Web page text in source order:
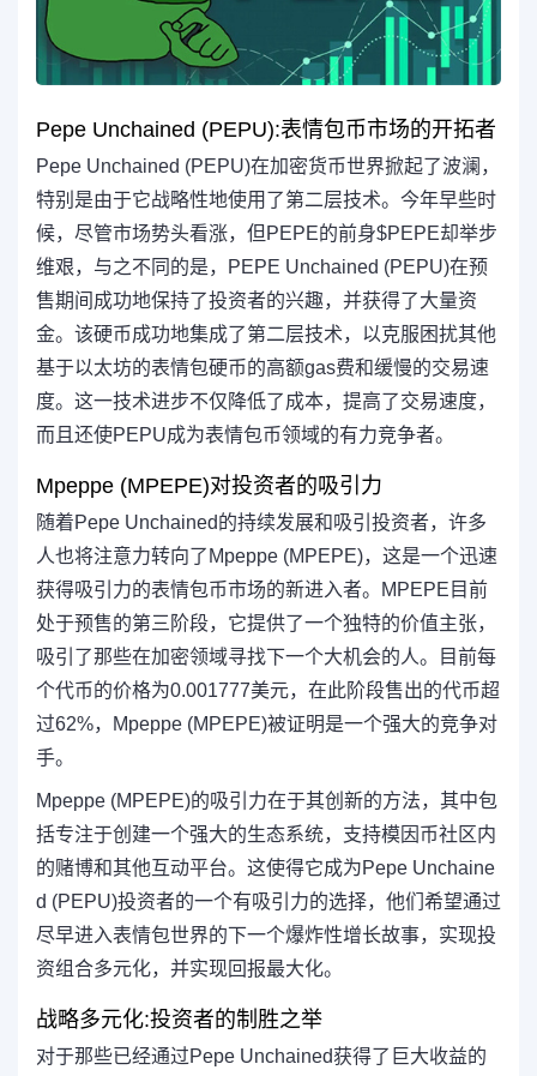
Pepe Unchained (PEPU):表情包币市场的开拓者
Pepe Unchained (PEPU)在加密货币世界掀起了波澜，
特别是由于它战略性地使用了第二层技术。今年早些时
候，尽管市场势头看涨，但PEPE的前身$PEPE却举步
维艰，与之不同的是，PEPE Unchained (PEPU)在预
售期间成功地保持了投资者的兴趣，并获得了大量资
金。该硬币成功地集成了第二层技术，以克服困扰其他
基于以太坊的表情包硬币的高额gas费和缓慢的交易速
度。这一技术进步不仅降低了成本，提高了交易速度，
而且还使PEPU成为表情包币领域的有力竞争者。
Mpeppe (MPEPE)对投资者的吸引力
随着Pepe Unchained的持续发展和吸引投资者，许多
人也将注意力转向了Mpeppe (MPEPE)，这是一个迅速
获得吸引力的表情包币市场的新进入者。MPEPE目前
处于预售的第三阶段，它提供了一个独特的价值主张，
吸引了那些在加密领域寻找下一个大机会的人。目前每
个代币的价格为0.001777美元，在此阶段售出的代币超
过62%，Mpeppe (MPEPE)被证明是一个强大的竞争对
手。
Mpeppe (MPEPE)的吸引力在于其创新的方法，其中包
括专注于创建一个强大的生态系统，支持模因币社区内
的赌博和其他互动平台。这使得它成为Pepe Unchaine
d (PEPU)投资者的一个有吸引力的选择，他们希望通过
尽早进入表情包世界的下一个爆炸性增长故事，实现投
资组合多元化，并实现回报最大化。
战略多元化:投资者的制胜之举
对于那些已经通过Pepe Unchained获得了巨大收益的